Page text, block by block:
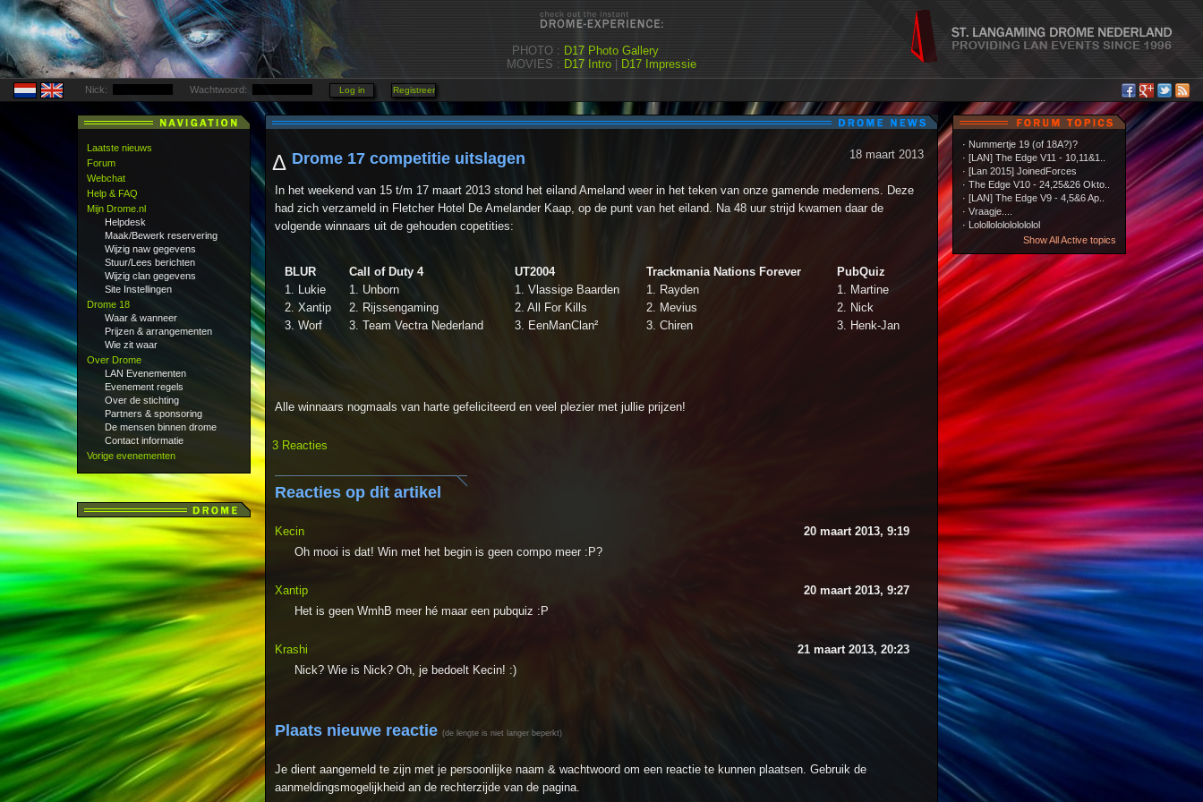
PHOTO : D17 Photo Gallery
MOVIES : D17 Intro D17 Impressie
Nick: Wachtwoord:
Laatste nieuws
Forum
Webchat
Help & FAQ
Mijn Drome.nl
Helpdesk
Maak/Bewerk reservering
Wijzig naw gegevens
Stuur/Lees berichten
Wijzig clan gegevens
Site Instellingen
Drome 18
Waar & wanneer
Prijzen & arrangementen
Wie zit waar
Over Drome
LAN Evenementen
Evenement regels
Over de stichting
Partners & sponsoring
De mensen binnen drome
Contact informatie
Vorige evenementen
· Nummertje 19 (of 18A?)?
· [LAN] The Edge V11 - 10,11&1..
· [Lan 2015] JoinedForces
· The Edge V10 - 24,25&26 Okto..
· [LAN] The Edge V9 - 4,5&6 Ap..
· Vraagje....
· Lolollololololololol
Show All Active topics
Δ Drome 17 competitie uitslagen 18 maart 2013
In het weekend van 15 t/m 17 maart 2013 stond het eiland Ameland weer in het teken van onze gamende medemens. Deze
had zich verzameld in Fletcher Hotel De Amelander Kaap, op de punt van het eiland. Na 48 uur strijd kwamen daar de
volgende winnaars uit de gehouden copetities:
BLUR
1. Lukie
2. Xantip
3. Worf
Call of Duty 4
1. Unborn
2. Rijssengaming
3. Team Vectra Nederland
UT2004
1. Vlassige Baarden
2. All For Kills
3. EenManClan²
Trackmania Nations Forever
1. Rayden
2. Mevius
3. Chiren
PubQuiz
1. Martine
2. Nick
3. Henk-Jan
Alle winnaars nogmaals van harte gefeliciteerd en veel plezier met jullie prijzen!
3 Reacties
Reacties op dit artikel
Kecin
20 maart 2013, 9:19
Oh mooi is dat! Win met het begin is geen compo meer :P?
Xantip
20 maart 2013, 9:27
Het is geen WmhB meer hé maar een pubquiz :P
Krashi
21 maart 2013, 20:23
Nick? Wie is Nick? Oh, je bedoelt Kecin! :)
Plaats nieuwe reactie (de lengte is niet langer beperkt)
Je dient aangemeld te zijn met je persoonlijke naam & wachtwoord om een reactie te kunnen plaatsen. Gebruik de
aanmeldingsmogelijkheid an de rechterzijde van de pagina.